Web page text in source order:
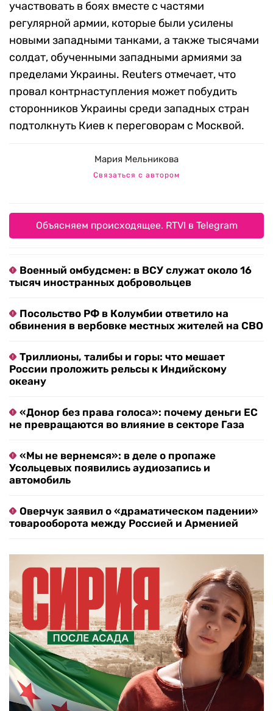
участвовать в боях вместе с частями
регулярной армии, которые были усилены
новыми западными танками, а также тысячами
солдат, обученными западными армиями за
пределами Украины. Reuters отмечает, что
провал контрнаступления может побудить
сторонников Украины среди западных стран
подтолкнуть Киев к переговорам с Москвой.
Мария Мельникова
Связаться с автором
Объясняем происходящее. RTVI в Telegram
Военный омбудсмен: в ВСУ служат около 16
тысяч иностранных добровольцев
Посольство РФ в Колумбии ответило на
обвинения в вербовке местных жителей на СВО
Триллионы, талибы и горы: что мешает
России проложить рельсы к Индийскому
океану
«Донор без права голоса»: почему деньги ЕС
не превращаются во влияние в секторе Газа
«Мы не вернемся»: в деле о пропаже
Усольцевых появились аудиозапись и
автомобиль
Оверчук заявил о «драматическом падении»
товарооборота между Россией и Арменией